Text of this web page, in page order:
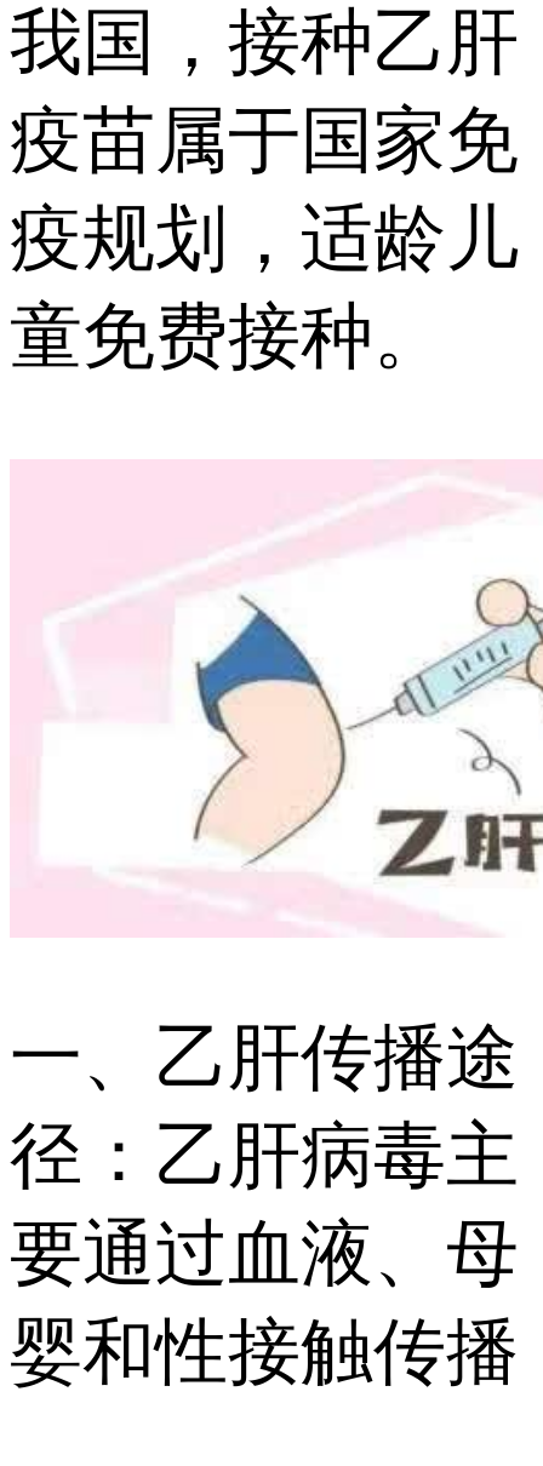
我国，接种乙肝
疫苗属于国家免
疫规划，适龄儿
童免费接种。
一、乙肝传播途
径：乙肝病毒主
要通过血液、母
婴和性接触传播